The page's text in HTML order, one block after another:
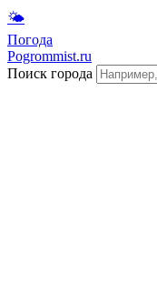
🌤
Погода
Pogrommist.ru
Поиск города